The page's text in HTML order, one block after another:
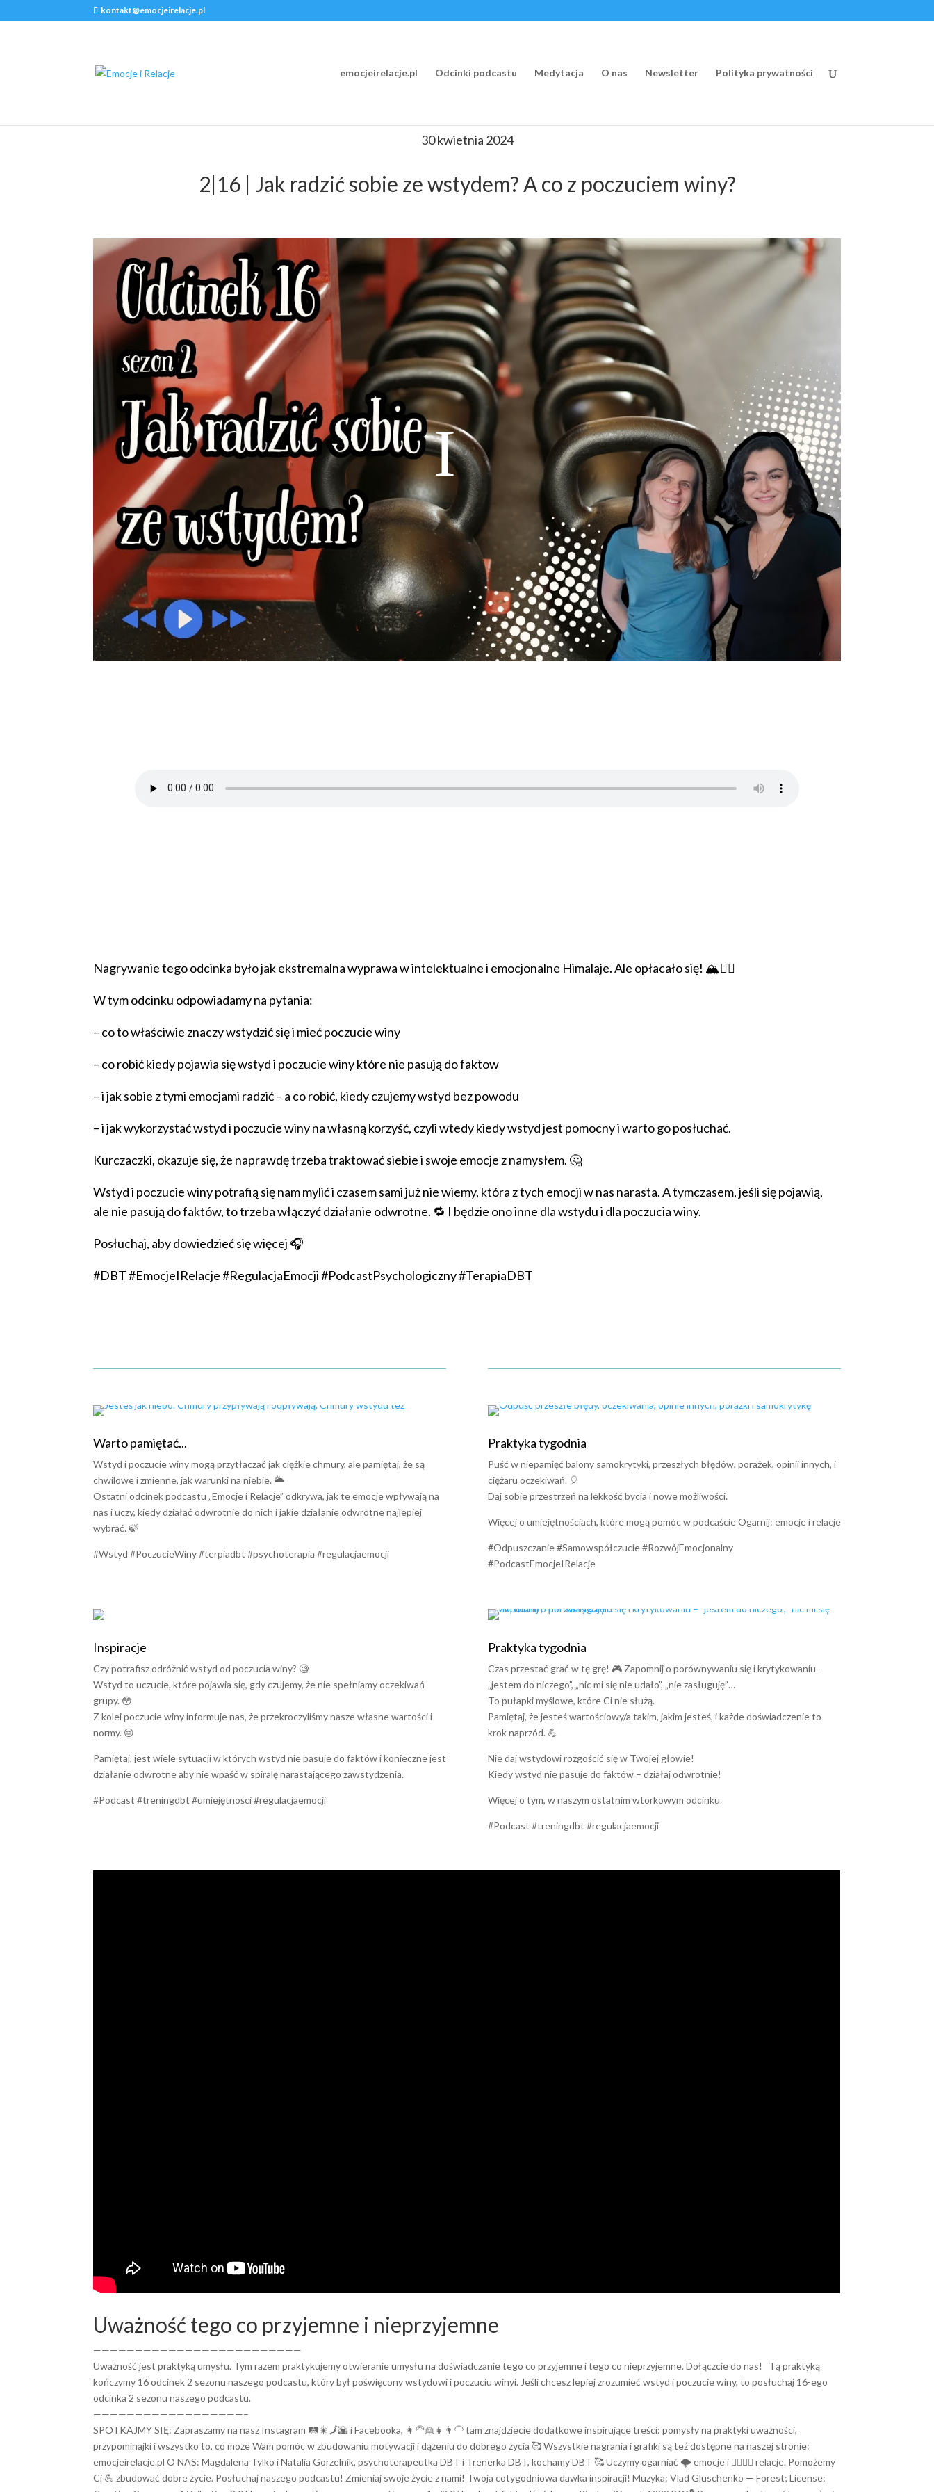
kontakt@emocjeirelacje.pl
emocjeirelacje.pl Odcinki podcastu Medytacja O nas Newsletter Polityka prywatności
30 kwietnia 2024
2|16 | Jak radzić sobie ze wstydem? A co z poczuciem winy?
Nagrywanie tego odcinka było jak ekstremalna wyprawa w intelektualne i emocjonalne Himalaje. Ale opłacało się! 🏔️🧗‍♀️
W tym odcinku odpowiadamy na pytania:
– co to właściwie znaczy wstydzić się i mieć poczucie winy
– co robić kiedy pojawia się wstyd i poczucie winy które nie pasują do faktow
– i jak sobie z tymi emocjami radzić – a co robić, kiedy czujemy wstyd bez powodu
– i jak wykorzystać wstyd i poczucie winy na własną korzyść, czyli wtedy kiedy wstyd jest pomocny i warto go posłuchać.
Kurczaczki, okazuje się, że naprawdę trzeba traktować siebie i swoje emocje z namysłem. 🤔
Wstyd i poczucie winy potrafią się nam mylić i czasem sami już nie wiemy, która z tych emocji w nas narasta. A tymczasem, jeśli się pojawią,
ale nie pasują do faktów, to trzeba włączyć działanie odwrotne. 🔁 I będzie ono inne dla wstydu i dla poczucia winy.
Posłuchaj, aby dowiedzieć się więcej 🎧
#DBT #EmocjeIRelacje #RegulacjaEmocji #PodcastPsychologiczny #TerapiaDBT
Warto pamiętać...
Wstyd i poczucie winy mogą przytłaczać jak ciężkie chmury, ale pamiętaj, że są
chwilowe i zmienne, jak warunki na niebie. 🌥️
Ostatni odcinek podcastu „Emocje i Relacje” odkrywa, jak te emocje wpływają na
nas i uczy, kiedy działać odwrotnie do nich i jakie działanie odwrotne najlepiej
wybrać. 🍃
#Wstyd #PoczucieWiny #terpiadbt #psychoterapia #regulacjaemocji
Praktyka tygodnia
Puść w niepamięć balony samokrytyki, przeszłych błędów, porażek, opinii innych, i
ciężaru oczekiwań. 🎈
Daj sobie przestrzeń na lekkość bycia i nowe możliwości.
Więcej o umiejętnościach, które mogą pomóc w podcaście Ogarnij: emocje i relacje
#Odpuszczanie #Samowspółczucie #RozwójEmocjonalny
#PodcastEmocjeIRelacje
Inspiracje
Czy potrafisz odróżnić wstyd od poczucia winy? 🧐
Wstyd to uczucie, które pojawia się, gdy czujemy, że nie spełniamy oczekiwań
grupy. 😳
Z kolei poczucie winy informuje nas, że przekroczyliśmy nasze własne wartości i
normy. 😔
Pamiętaj, jest wiele sytuacji w których wstyd nie pasuje do faktów i konieczne jest
działanie odwrotne aby nie wpaść w spiralę narastającego zawstydzenia.
#Podcast #treningdbt #umiejętności #regulacjaemocji
Praktyka tygodnia
Czas przestać grać w tę grę! 🎮 Zapomnij o porównywaniu się i krytykowaniu –
„jestem do niczego”, „nic mi się nie udało”, „nie zasługuję”…
To pułapki myślowe, które Ci nie służą.
Pamiętaj, że jesteś wartościowy/a takim, jakim jesteś, i każde doświadczenie to
krok naprzód. 💪
Nie daj wstydowi rozgościć się w Twojej głowie!
Kiedy wstyd nie pasuje do faktów – działaj odwrotnie!
Więcej o tym, w naszym ostatnim wtorkowym odcinku.
#Podcast #treningdbt #regulacjaemocji
Uważność tego co przyjemne i nieprzyjemne
—————————————————————————
Uważność jest praktyką umysłu. Tym razem praktykujemy otwieranie umysłu na doświadczanie tego co przyjemne i tego co nieprzyjemne. Dołączcie do nas! Tą praktyką
kończymy 16 odcinek 2 sezonu naszego podcastu, który był poświęcony wstydowi i poczuciu winyi. Jeśli chcesz lepiej zrozumieć wstyd i poczucie winy, to posłuchaj 16-ego
odcinka 2 sezonu naszego podcastu.
——————————————————–
SPOTKAJMY SIĘ: Zapraszamy na nasz Instagram 🛤🎇🗾🌇 i Facebooka, 👩‍🦳👱👧👨‍🦲 tam znajdziecie dodatkowe inspirujące treści: pomysły na praktyki uważności,
przypominajki i wszystko to, co może Wam pomóc w zbudowaniu motywacji i dążeniu do dobrego życia 🥰 Wszystkie nagrania i grafiki są też dostępne na naszej stronie:
emocjeirelacje.pl O NAS: Magdalena Tylko i Natalia Gorzelnik, psychoterapeutka DBT i Trenerka DBT, kochamy DBT 🥰 Uczymy ogarniać 🌩️ emocje i 👨‍❤️‍💋‍👨 relacje. Pomożemy
Ci 💪 zbudować dobre życie. Posłuchaj naszego podcastu! Zmieniaj swoje życie z nami! Twoja cotygodniowa dawka inspiracji! Muzyka: Vlad Gluschenko — Forest; License: